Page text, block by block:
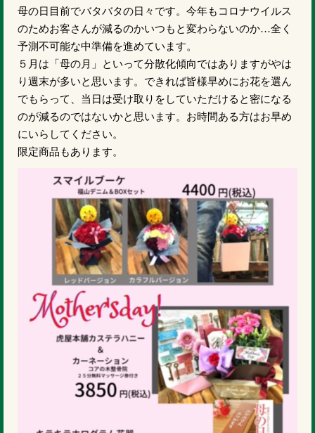
母の日目前でバタバタの日々です。今年もコロナウイルス
のためお客さんが減るのかいつもと変わらないのか…全く
予測不可能な中準備を進めています。
５月は「母の月」といって分散化傾向ではありますがやは
り週末が多いと思います。できれば皆様早めにお花を選ん
でもらって、当日は受け取りをしていただけると密になる
のが減るのではないかと思います。お時間ある方はお早め
にいらしてください。
限定商品もあります。